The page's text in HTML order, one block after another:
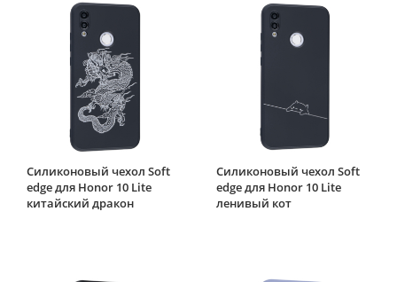
Силиконовый чехол Soft
edge для Honor 10 Lite
китайский дракон
Силиконовый чехол Soft
edge для Honor 10 Lite
ленивый кот